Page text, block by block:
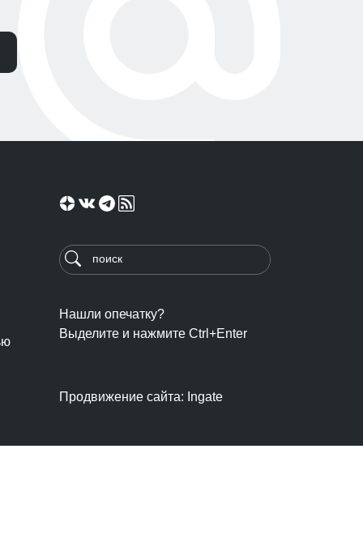
Нашли опечатку?
Выделите и нажмите Ctrl+Enter
Продвижение сайта: Ingate